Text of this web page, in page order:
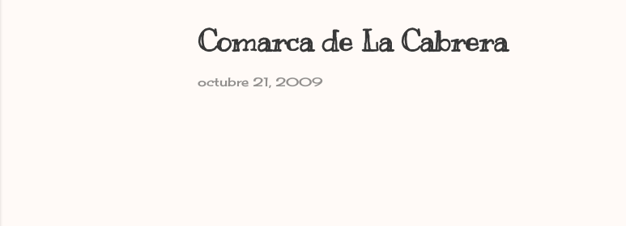
Comarca de La Cabrera
octubre 21, 2009